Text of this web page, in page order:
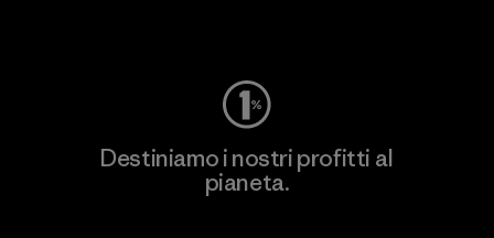
Destiniamo i nostri profitti al
pianeta.